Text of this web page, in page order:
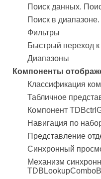
Поиск данных.
Поиск в
Фильтры
Быстрый переход
Диапазоны
Компоненты
Классификация
Табличное
Компонент
Навигация по
Представление
Синхронный
Механизм